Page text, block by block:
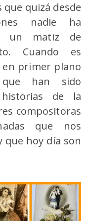
que quizá desde
nadie ha
un matiz de
Cuando es
primer plano
han sido
de la
compositoras
que nos
que hoy día son